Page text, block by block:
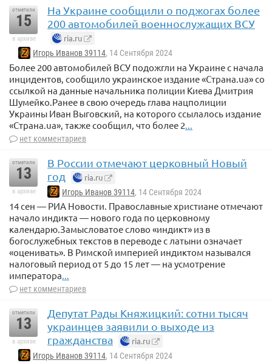
отметили
15
в архиве
На Украине сообщили о поджогах более
200 автомобилей военнослужащих ВСУ
ria.ru
Игорь Иванов 39114, 14 Сентября 2024
Более 200 автомобилей ВСУ подожгли на Украине с начала
инцидентов, сообщило украинское издание «Страна.ua» со
ссылкой на данные начальника полиции Киева Дмитрия
Шумейко.Ранее в свою очередь глава нацполиции
Украины Иван Выговский, на которого ссылалось издание
«Страна.ua», также сообщил, что более 2
нет комментариев
отметили
13
в архиве
В России отмечают церковный Новый
год
ria.ru
Игорь Иванов 39114, 14 Сентября 2024
14 сен — РИА Новости. Православные христиане отмечают
начало индикта — нового года по церковному
календарю.Замысловатое слово «индикт» из в
богослужебных текстов в переводе с латыни означает
«оценивать». В Римской империей индиктом назывался
налоговый период от 5 до 15 лет — на усмотрение
императора...
нет комментариев
отметили
13
в архиве
Депутат Рады Княжицкий: сотни тысяч
украинцев заявили о выходе из
гражданства
ria.ru
Игорь Иванов 39114, 14 Сентября 2024